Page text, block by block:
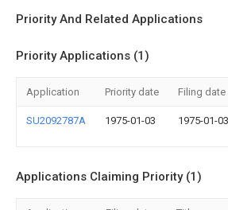
Priority And Related Applications
Priority Applications (1)
Application Priority date Filing date
SU2092787A 1975-01-03 1975-01-03
Applications Claiming Priority (1)